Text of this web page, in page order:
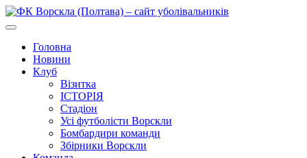
Головна
Новини
Клуб
Візитка
ІСТОРІЯ
Стадіон
Усі футболісти Ворскли
Бомбардири команди
Збірники Ворскли